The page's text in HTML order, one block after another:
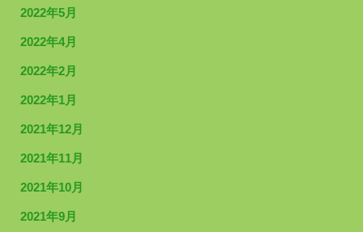
2022年5月
2022年4月
2022年2月
2022年1月
2021年12月
2021年11月
2021年10月
2021年9月